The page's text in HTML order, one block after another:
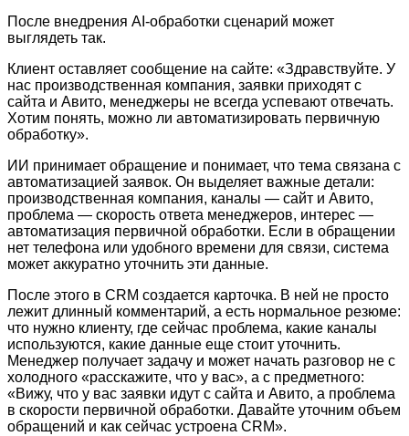
После внедрения AI-обработки сценарий может
выглядеть так.
Клиент оставляет сообщение на сайте: «Здравствуйте. У
нас производственная компания, заявки приходят с
сайта и Авито, менеджеры не всегда успевают отвечать.
Хотим понять, можно ли автоматизировать первичную
обработку».
ИИ принимает обращение и понимает, что тема связана с
автоматизацией заявок. Он выделяет важные детали:
производственная компания, каналы — сайт и Авито,
проблема — скорость ответа менеджеров, интерес —
автоматизация первичной обработки. Если в обращении
нет телефона или удобного времени для связи, система
может аккуратно уточнить эти данные.
После этого в CRM создается карточка. В ней не просто
лежит длинный комментарий, а есть нормальное резюме:
что нужно клиенту, где сейчас проблема, какие каналы
используются, какие данные еще стоит уточнить.
Менеджер получает задачу и может начать разговор не с
холодного «расскажите, что у вас», а с предметного:
«Вижу, что у вас заявки идут с сайта и Авито, а проблема
в скорости первичной обработки. Давайте уточним объем
обращений и как сейчас устроена CRM».